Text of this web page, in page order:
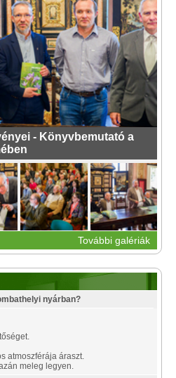
- Könyvbemutató a
További galériák
nyárban?
atmoszférája áraszt.
meleg legyen.